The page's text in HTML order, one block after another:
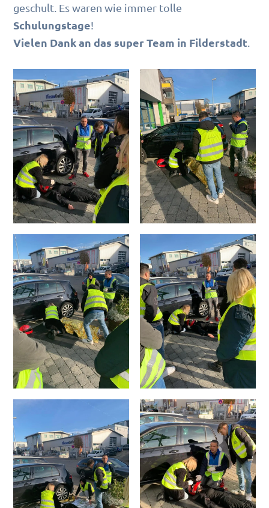
geschult. Es waren wie immer tolle
Schulungstage!
Vielen Dank an das super Team in Filderstadt.